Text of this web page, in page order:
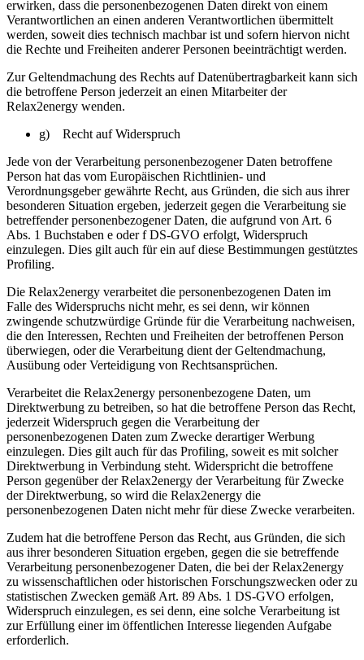
erwirken, dass die personenbezogenen Daten direkt von einem
Verantwortlichen an einen anderen Verantwortlichen übermittelt
werden, soweit dies technisch machbar ist und sofern hiervon nicht
die Rechte und Freiheiten anderer Personen beeinträchtigt werden.
Zur Geltendmachung des Rechts auf Datenübertragbarkeit kann sich
die betroffene Person jederzeit an einen Mitarbeiter der
Relax2energy wenden.
g) Recht auf Widerspruch
Jede von der Verarbeitung personenbezogener Daten betroffene
Person hat das vom Europäischen Richtlinien- und
Verordnungsgeber gewährte Recht, aus Gründen, die sich aus ihrer
besonderen Situation ergeben, jederzeit gegen die Verarbeitung sie
betreffender personenbezogener Daten, die aufgrund von Art. 6
Abs. 1 Buchstaben e oder f DS-GVO erfolgt, Widerspruch
einzulegen. Dies gilt auch für ein auf diese Bestimmungen gestütztes
Profiling.
Die Relax2energy verarbeitet die personenbezogenen Daten im
Falle des Widerspruchs nicht mehr, es sei denn, wir können
zwingende schutzwürdige Gründe für die Verarbeitung nachweisen,
die den Interessen, Rechten und Freiheiten der betroffenen Person
überwiegen, oder die Verarbeitung dient der Geltendmachung,
Ausübung oder Verteidigung von Rechtsansprüchen.
Verarbeitet die Relax2energy personenbezogene Daten, um
Direktwerbung zu betreiben, so hat die betroffene Person das Recht,
jederzeit Widerspruch gegen die Verarbeitung der
personenbezogenen Daten zum Zwecke derartiger Werbung
einzulegen. Dies gilt auch für das Profiling, soweit es mit solcher
Direktwerbung in Verbindung steht. Widerspricht die betroffene
Person gegenüber der Relax2energy der Verarbeitung für Zwecke
der Direktwerbung, so wird die Relax2energy die
personenbezogenen Daten nicht mehr für diese Zwecke verarbeiten.
Zudem hat die betroffene Person das Recht, aus Gründen, die sich
aus ihrer besonderen Situation ergeben, gegen die sie betreffende
Verarbeitung personenbezogener Daten, die bei der Relax2energy
zu wissenschaftlichen oder historischen Forschungszwecken oder zu
statistischen Zwecken gemäß Art. 89 Abs. 1 DS-GVO erfolgen,
Widerspruch einzulegen, es sei denn, eine solche Verarbeitung ist
zur Erfüllung einer im öffentlichen Interesse liegenden Aufgabe
erforderlich.